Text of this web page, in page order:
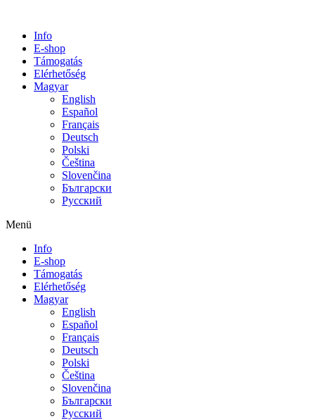
Info
E-shop
Támogatás
Elérhetőség
Magyar
English
Español
Français
Deutsch
Polski
Čeština
Slovenčina
Български
Русский
Menü
Info
E-shop
Támogatás
Elérhetőség
Magyar
English
Español
Français
Deutsch
Polski
Čeština
Slovenčina
Български
Русский